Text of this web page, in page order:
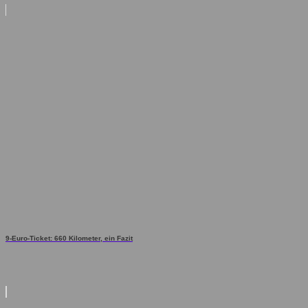
9-Euro-Ticket: 660 Kilometer, ein Fazit